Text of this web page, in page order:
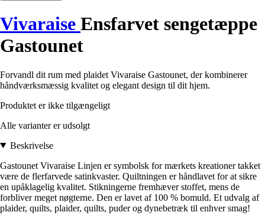
Vivaraise Ensfarvet sengetæppe
Gastounet
Forvandl dit rum med plaidet Vivaraise Gastounet, der kombinerer
håndværksmæssig kvalitet og elegant design til dit hjem.
Produktet er ikke tilgængeligt
Alle varianter er udsolgt
Beskrivelse
Gastounet Vivaraise Linjen er symbolsk for mærkets kreationer takket
være de flerfarvede satinkvaster. Quiltningen er håndlavet for at sikre
en upåklagelig kvalitet. Stikningerne fremhæver stoffet, mens de
forbliver meget nøgterne. Den er lavet af 100 % bomuld. Et udvalg af
plaider, quilts, plaider, quilts, puder og dynebetræk til enhver smag!